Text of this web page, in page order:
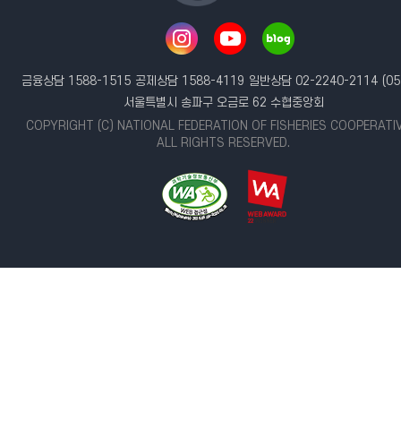
금융상담 1588-1515 공제상담 1588-4119 일반상담 02-2240-2114
서울특별시 송파구 오금로 62 수협중앙회
COPYRIGHT (C) NATIONAL FEDERATION OF FISHERIES
ALL RIGHTS RESERVED.